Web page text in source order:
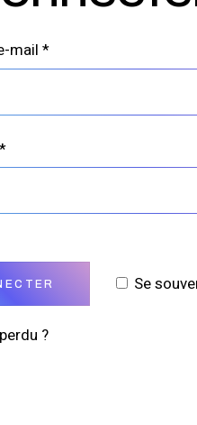
mail *Obligatoire
*Obligatoire
Se
?